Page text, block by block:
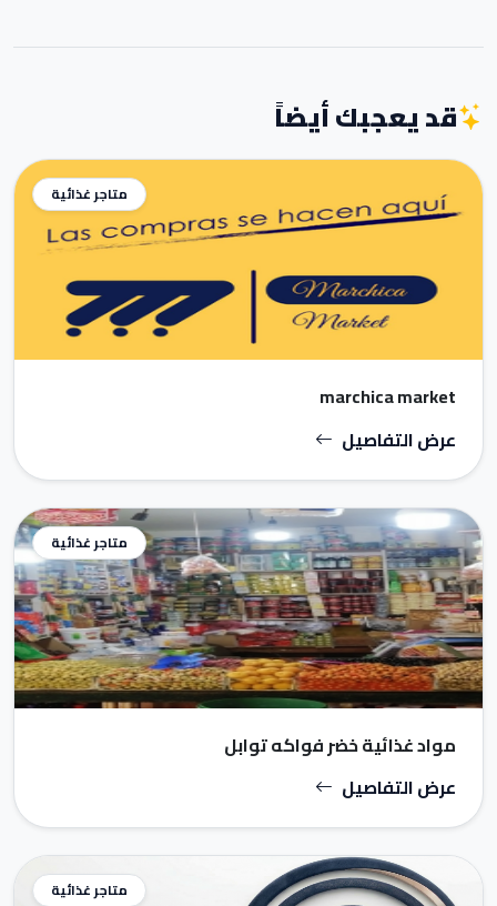
قد يعجبك أيضاً
متاجر غذائية
marchica market
عرض التفاصيل
متاجر غذائية
مواد غذائية خضر فواكه توابل
عرض التفاصيل
متاجر غذائية